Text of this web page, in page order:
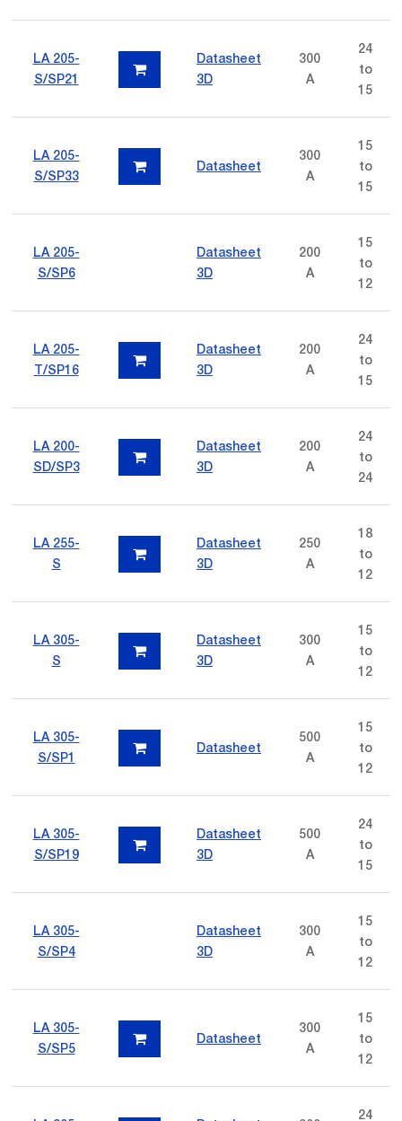
LA 205-
S/SP21
Datasheet
3D
300
A
24
to
15
LA 205-
S/SP33
Datasheet
300
A
15
to
15
LA 205-
S/SP6
Datasheet
3D
200
A
15
to
12
LA 205-
T/SP16
Datasheet
3D
200
A
24
to
15
LA 200-
SD/SP3
Datasheet
3D
200
A
24
to
24
LA 255-
S
Datasheet
3D
250
A
18
to
12
LA 305-
S
Datasheet
3D
300
A
15
to
12
LA 305-
S/SP1
Datasheet
500
A
15
to
12
LA 305-
S/SP19
Datasheet
3D
500
A
24
to
15
LA 305-
S/SP4
Datasheet
3D
300
A
15
to
12
LA 305-
S/SP5
Datasheet
300
A
15
to
12
24